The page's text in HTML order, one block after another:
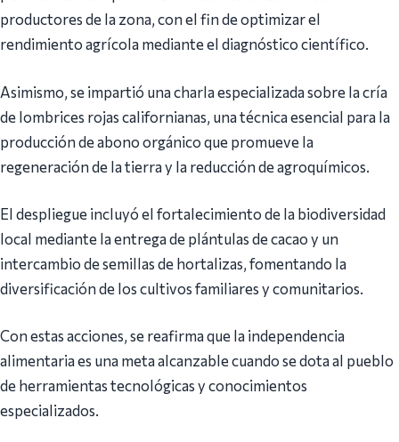
productores de la zona, con el fin de optimizar el
rendimiento agrícola mediante el diagnóstico científico.
Asimismo, se impartió una charla especializada sobre la cría
de lombrices rojas californianas, una técnica esencial para la
producción de abono orgánico que promueve la
regeneración de la tierra y la reducción de agroquímicos.
El despliegue incluyó el fortalecimiento de la biodiversidad
local mediante la entrega de plántulas de cacao y un
intercambio de semillas de hortalizas, fomentando la
diversificación de los cultivos familiares y comunitarios.
Con estas acciones, se reafirma que la independencia
alimentaria es una meta alcanzable cuando se dota al pueblo
de herramientas tecnológicas y conocimientos
especializados.